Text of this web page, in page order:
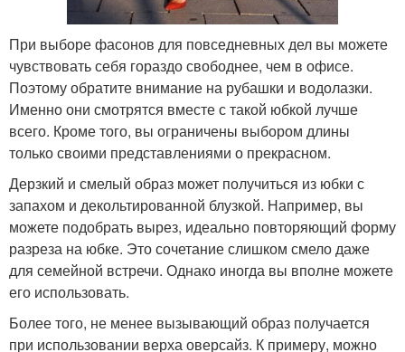
При выборе фасонов для повседневных дел вы можете
чувствовать себя гораздо свободнее, чем в офисе.
Поэтому обратите внимание на рубашки и водолазки.
Именно они смотрятся вместе с такой юбкой лучше
всего. Кроме того, вы ограничены выбором длины
только своими представлениями о прекрасном.
Дерзкий и смелый образ может получиться из юбки с
запахом и декольтированной блузкой. Например, вы
можете подобрать вырез, идеально повторяющий форму
разреза на юбке. Это сочетание слишком смело даже
для семейной встречи. Однако иногда вы вполне можете
его использовать.
Более того, не менее вызывающий образ получается
при использовании верха оверсайз. К примеру, можно